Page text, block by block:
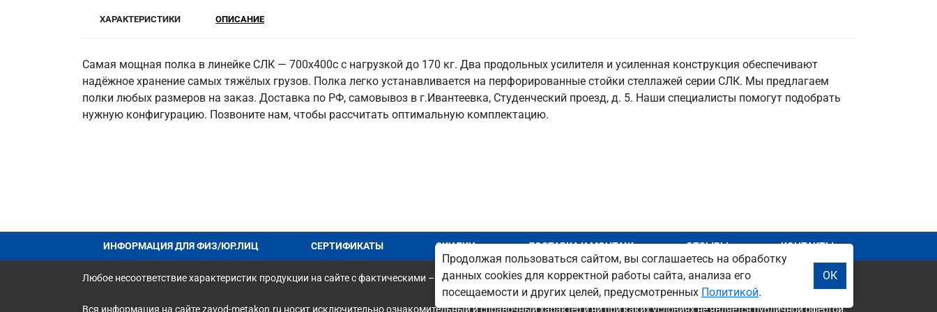
ХАРАКТЕРИСТИКИ ОПИСАНИЕ
Самая мощная полка в линейке СЛК — 700x400c с нагрузкой до 170 кг. Два продольных усилителя и усиленная конструкция обеспечивают
надёжное хранение самых тяжёлых грузов. Полка легко устанавливается на перфорированные стойки стеллажей серии СЛК. Мы предлагаем
полки любых размеров на заказ. Доставка по РФ, самовывоз в г.Ивантеевка, Студенческий проезд, д. 5. Наши специалисты помогут подобрать
нужную конфигурацию. Позвоните нам, чтобы рассчитать оптимальную комплектацию.
ИНФОРМАЦИЯ ДЛЯ ФИЗ/ЮР.ЛИЦ СЕРТИФИКАТЫ СКИДКИ ДОСТАВКА И МОНТАЖ ОТЗЫВЫ КОНТАКТЫ
Любое несоответствие характеристик продукции на сайте с фактическими – является опечаткой.
Вся информация на сайте zavod-metakon.ru носит исключительно ознакомительный и справочный характер и ни при каких условиях не является публичной офертой.
Продолжая пользоваться сайтом, вы соглашаетесь на обработку
данных cookies для корректной работы сайта, анализа его
посещаемости и других целей, предусмотренных Политикой.
ОК